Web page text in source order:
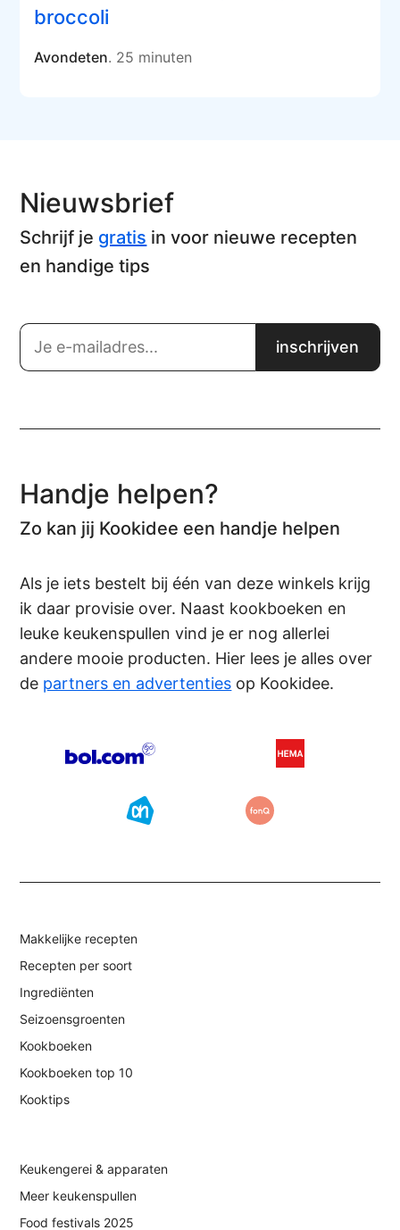
broccoli
Avondeten. 25 minuten
Nieuwsbrief
Schrijf je gratis in voor nieuwe recepten
en handige tips
Handje helpen?
Zo kan jij Kookidee een handje helpen
Als je iets bestelt bij één van deze winkels krijg
ik daar provisie over. Naast kookboeken en
leuke keukenspullen vind je er nog allerlei
andere mooie producten. Hier lees je alles over
de partners en advertenties op Kookidee.
Makkelijke recepten
Recepten per soort
Ingrediënten
Seizoensgroenten
Kookboeken
Kookboeken top 10
Kooktips
Keukengerei & apparaten
Meer keukenspullen
Food festivals 2025